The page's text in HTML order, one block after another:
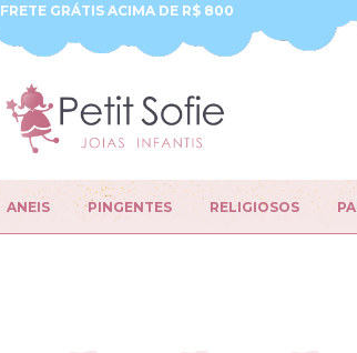
FRETE GRÁTIS ACIMA DE R$ 800
ANEIS PINGENTES RELIGIOSOS